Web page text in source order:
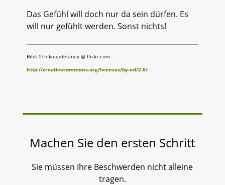
Das Gefühl will doch nur da sein dürfen. Es
will nur gefühlt werden. Sonst nichts!
Bild: © h.koppdelaney @ flickr.com –
http://creativecommons.org/licenses/by-nd/2.0/
Machen Sie den ersten Schritt
Sie müssen Ihre Beschwerden nicht alleine
tragen.